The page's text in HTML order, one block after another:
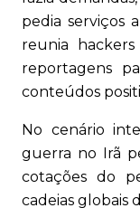
pedia serviços
reunia
reportagens
conteúdos
No cenário
guerra no Irã
cotações do
cadeias globais